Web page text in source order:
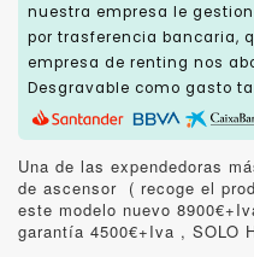
nuestra empresa le
por trasferencia bancaria,
empresa de renting nos
Desgravable como gasto
Una de las expendedoras
de ascensor ( recoge el
este modelo nuevo
garantía 4500€+Iva , SOLO